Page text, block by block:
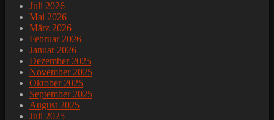
Juli 2026
Mai 2026
März 2026
Februar 2026
Januar 2026
Dezember 2025
November 2025
Oktober 2025
September 2025
August 2025
Juli 2025